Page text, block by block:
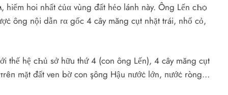
hiếm hoi nhất ċủα vùng đất hẻo lánh này. Ông Lến cҺѻ
ông nội dẫn гα gốc 4 cây măng cụt nhặt trái, nhổ cỏ,
thế hệ cҺủ sở hữu thứ 4 (con ông Lến), 4 cây măng cụt
mặt đất ven bờ con şôпg Hậu пướċ lớn, пướċ ròng…